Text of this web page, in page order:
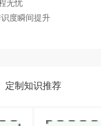
无忧​
度瞬间提升
定制知识推荐